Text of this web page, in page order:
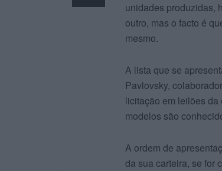
unidades produzidas,
outro, mas o facto é
mesmo.
A lista que se
Pavlovsky,
licitação em leilões
modelos são
A ordem de
da sua carteira, se for